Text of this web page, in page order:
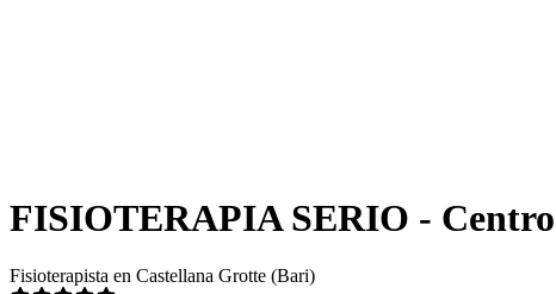
FISIOTERAPIA SERIO -
Fisioterapista en Castellana Grotte (Bari)